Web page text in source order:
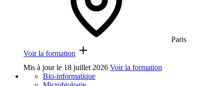
Paris
Voir la formation
Mis à jour le 18 juillet 2026 Voir la formation
Bio-informatique